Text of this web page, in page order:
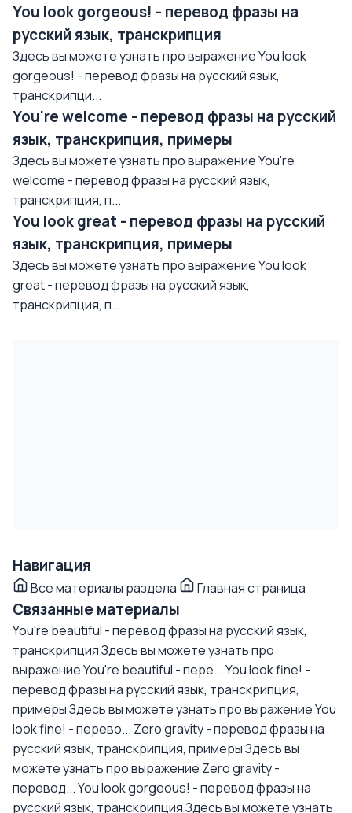
You look gorgeous! - перевод фразы на
русский язык, транскрипция
Здесь вы можете узнать про выражение You look
gorgeous! - перевод фразы на русский язык,
транскрипци...
You're welcome - перевод фразы на русский
язык, транскрипция, примеры
Здесь вы можете узнать про выражение You're
welcome - перевод фразы на русский язык,
транскрипция, п...
You look great - перевод фразы на русский
язык, транскрипция, примеры
Здесь вы можете узнать про выражение You look
great - перевод фразы на русский язык,
транскрипция, п...
Навигация
Все материалы раздела Главная страница
Связанные материалы
You're beautiful - перевод фразы на русский язык,
транскрипцияЗдесь вы можете узнать про
выражение You're beautiful - пере...You look fine! -
перевод фразы на русский язык, транскрипция,
примерыЗдесь вы можете узнать про выражение You
look fine! - перево... Zero gravity - перевод фразы на
русский язык, транскрипция, примерыЗдесь вы
можете узнать про выражение Zero gravity -
перевод...You look gorgeous! - перевод фразы на
русский язык, транскрипцияЗдесь вы можете узнать